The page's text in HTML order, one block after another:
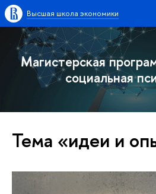
Высшая школа экономики
Магистерская
социальная
Тема «идеи и